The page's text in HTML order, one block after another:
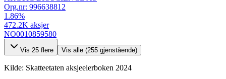
Org.nr: 996638812
1.86%
472.2K aksjer
NO0010859580
Vis 25 flere Vis alle (255 gjenstående)
Kilde: Skatteetaten aksjeeierboken 2024